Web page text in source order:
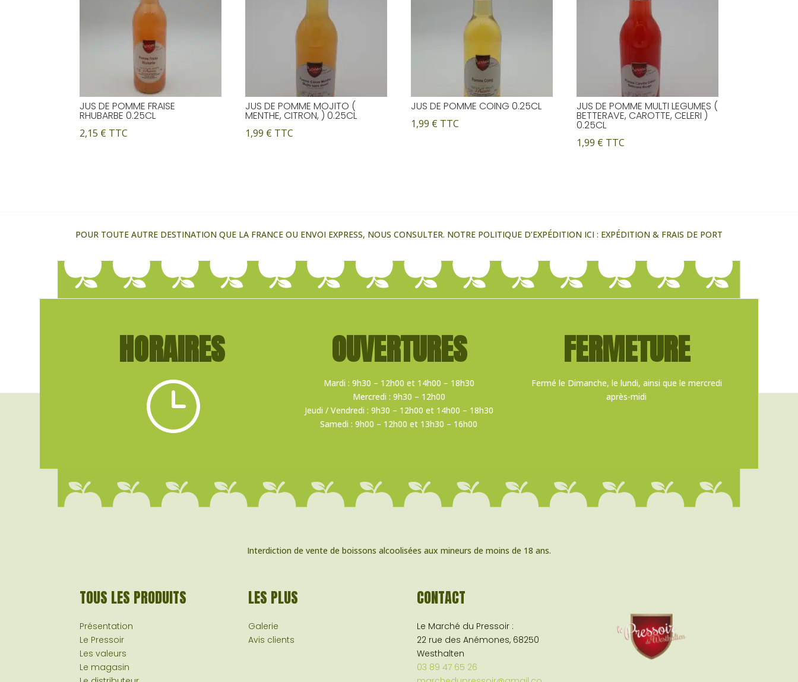
JUS DE POMME FRAISE
RHUBARBE 0.25CL
2,15 € TTC
JUS DE POMME MOJITO (
MENTHE, CITRON, ) 0.25CL
1,99 € TTC
JUS DE POMME COING 0.25CL
1,99 € TTC
JUS DE POMME MULTI LEGUMES (
BETTERAVE, CAROTTE, CELERI )
0.25CL
1,99 € TTC
POUR TOUTE AUTRE DESTINATION QUE LA FRANCE OU ENVOI EXPRESS, NOUS CONSULTER. NOTRE POLITIQUE D’EXPÉDITION ICI : EXPÉDITION & FRAIS DE PORT
HORAIRES
}
OUVERTURES
Mardi : 9h30 – 12h00 et 14h00 – 18h30
Mercredi : 9h30 – 12h00
Jeudi / Vendredi : 9h30 – 12h00 et 14h00 – 18h30
Samedi : 9h00 – 12h00 et 13h30 – 16h00
FERMETURE
Fermé le Dimanche, le lundi, ainsi que le mercredi
après-midi
Interdiction de vente de boissons alcoolisées aux mineurs de moins de 18 ans.
TOUS LES PRODUITS
Présentation
Le Pressoir
Les valeurs
Le magasin
LES PLUS
Galerie
Avis clients
CONTACT
Le Marché du Pressoir :
22 rue des Anémones, 68250
Westhalten
03 89 47 65 26